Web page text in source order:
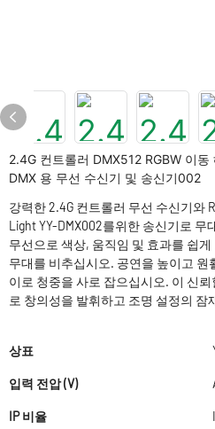
2.4G 컨트롤러 DMX512 RGBW 이
DMX 용 무선 수신기 및 송신기002
강력한 2.4G 컨트롤러 무선 수신기와
Light YY-DMX002를위한 송신기로
무선으로 색상, 움직임 및 효과를 쉽
무대를 비추십시오. 공연을 높이고 원
이로 청중을 사로 잡으십시오. 이 신
로 창의성을 발휘하고 조명 설정의
상표
입력 전압 (V)
IP 비율